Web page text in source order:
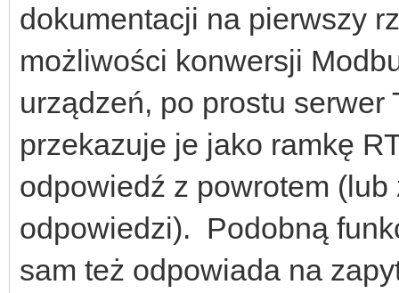
dokumentacji na pierwszy
możliwości konwersji
urządzeń, po prostu
przekazuje je jako ramkę
odpowiedź z powrotem (lub
odpowiedzi). Podobną
sam też odpowiada na